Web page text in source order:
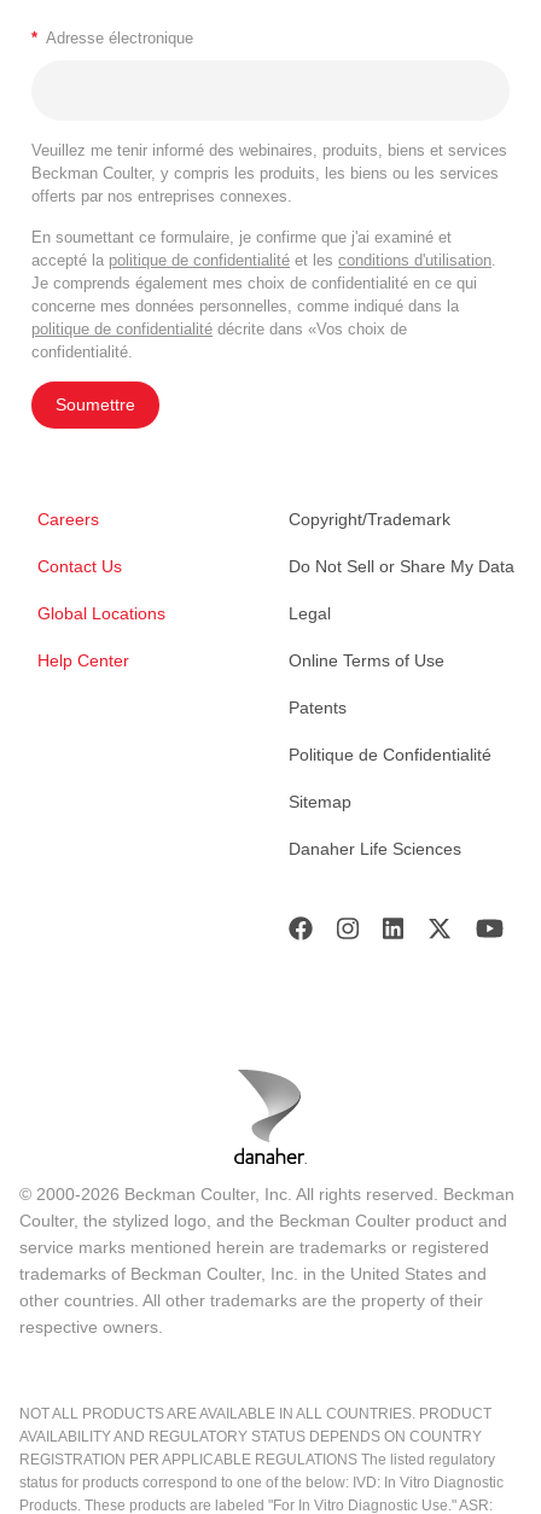
* Adresse électronique
Veuillez me tenir informé des webinaires, produits, biens et services
Beckman Coulter, y compris les produits, les biens ou les services
offerts par nos entreprises connexes.
En soumettant ce formulaire, je confirme que j'ai examiné et
accepté la politique de confidentialité et les conditions d'utilisation.
Je comprends également mes choix de confidentialité en ce qui
concerne mes données personnelles, comme indiqué dans la
politique de confidentialité décrite dans «Vos choix de
confidentialité.
Soumettre
Careers
Contact Us
Global Locations
Help Center
Copyright/Trademark
Do Not Sell or Share My Data
Legal
Online Terms of Use
Patents
Politique de Confidentialité
Sitemap
Danaher Life Sciences
© 2000-2026 Beckman Coulter, Inc. All rights reserved. Beckman
Coulter, the stylized logo, and the Beckman Coulter product and
service marks mentioned herein are trademarks or registered
trademarks of Beckman Coulter, Inc. in the United States and
other countries. All other trademarks are the property of their
respective owners.
NOT ALL PRODUCTS ARE AVAILABLE IN ALL COUNTRIES. PRODUCT
AVAILABILITY AND REGULATORY STATUS DEPENDS ON COUNTRY
REGISTRATION PER APPLICABLE REGULATIONS The listed regulatory
status for products correspond to one of the below: IVD: In Vitro Diagnostic
Products. These products are labeled "For In Vitro Diagnostic Use." ASR: